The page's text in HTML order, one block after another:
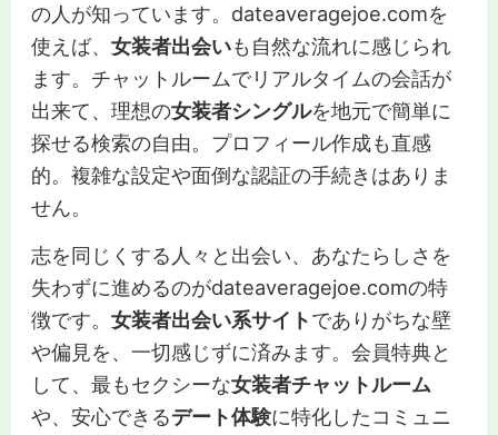
の人が知っています。dateaveragejoe.comを
使えば、 女装者出会いも自然な流れに感じられ
ます。チャットルームでリアルタイムの会話が
出来て、理想の女装者シングルを地元で簡単に
探せる検索の自由。プロフィール作成も直感
的。複雑な設定や面倒な認証の手続きはありま
せん。
志を同じくする人々と出会い、あなたらしさを
失わずに進めるのがdateaveragejoe.comの特
徴です。 女装者出会い系サイトでありがちな壁
や偏見を、一切感じずに済みます。会員特典と
して、最もセクシーな女装者チャットルーム
や、安心できるデート体験に特化したコミュニ